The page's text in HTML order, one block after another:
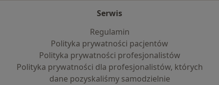
Serwis
Regulamin
Polityka prywatności pacjentów
Polityka prywatności profesjonalistów
Polityka prywatności dla profesjonalistów, których
dane pozyskaliśmy samodzielnie